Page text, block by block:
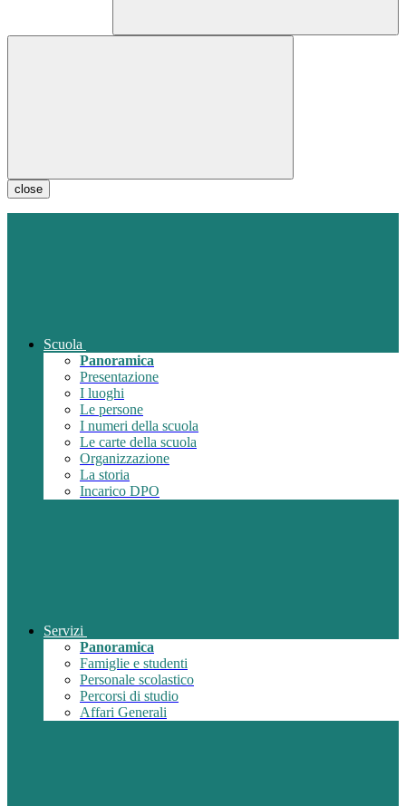
close
Scuola
Panoramica
Presentazione
I luoghi
Le persone
I numeri della scuola
Le carte della scuola
Organizzazione
La storia
Incarico DPO
Servizi
Panoramica
Famiglie e studenti
Personale scolastico
Percorsi di studio
Affari Generali